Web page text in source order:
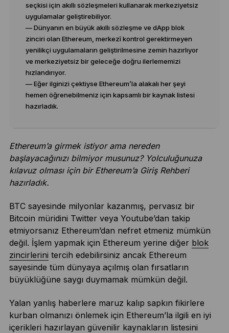
seçkisi için akıllı sözleşmeleri kullanarak merkeziyetsiz
uygulamalar geliştirebiliyor.
— Dünyanın en büyük akıllı sözleşme ve dApp blok
zinciri olan Ethereum, merkezî kontrol gerektirmeyen
yenilikçi uygulamaların geliştirilmesine zemin hazırlıyor
ve merkeziyetsiz bir geleceğe doğru ilerlememizi
hızlandırıyor.
— Eğer ilginizi çektiyse Ethereum’la alakalı her şeyi
hemen öğrenebilmeniz için kapsamlı bir kaynak listesi
hazırladık.
Ethereum’a girmek istiyor ama nereden
başlayacağınızı bilmiyor musunuz? Yolculuğunuza
kılavuz olması için bir Ethereum’a Giriş Rehberi
hazırladık.
BTC sayesinde milyonlar kazanmış, pervasız bir
Bitcoin müridini Twitter veya Youtube’dan takip
etmiyorsanız Ethereum’dan nefret etmeniz mümkün
değil. İşlem yapmak için Ethereum yerine diğer blok
zincirlerini tercih edebilirsiniz ancak Ethereum
sayesinde tüm dünyaya açılmış olan fırsatların
büyüklüğüne saygı duymamak mümkün değil.
Yalan yanlış haberlere maruz kalıp sapkın fikirlere
kurban olmanızı önlemek için Ethereum’la ilgili en iyi
içerikleri hazırlayan güvenilir kaynakların listesini